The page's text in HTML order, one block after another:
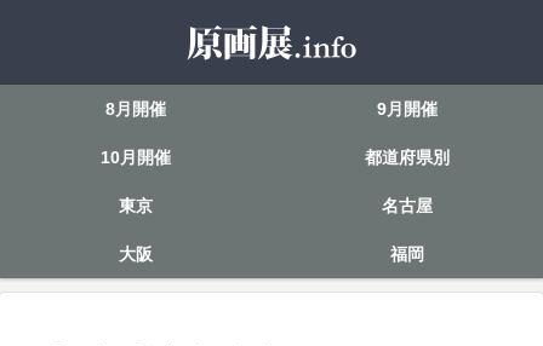
8月開催 9月開催
10月開催 都道府県別
東京 名古屋
大阪 福岡